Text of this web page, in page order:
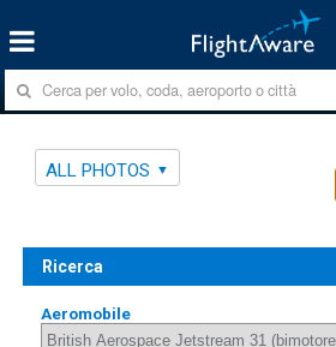
ALL PHOTOS
Ricerca
Aeromobile